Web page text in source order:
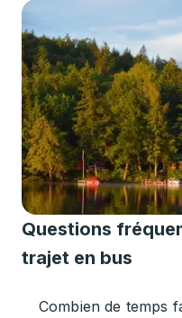
Questions
trajet en bus
Combien de temps